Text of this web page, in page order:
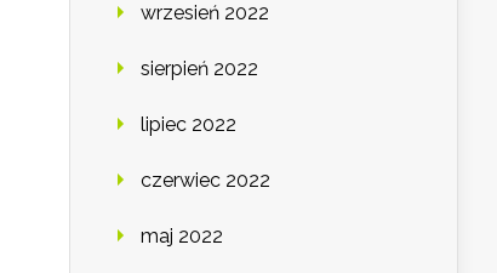
wrzesień 2022
sierpień 2022
lipiec 2022
czerwiec 2022
maj 2022